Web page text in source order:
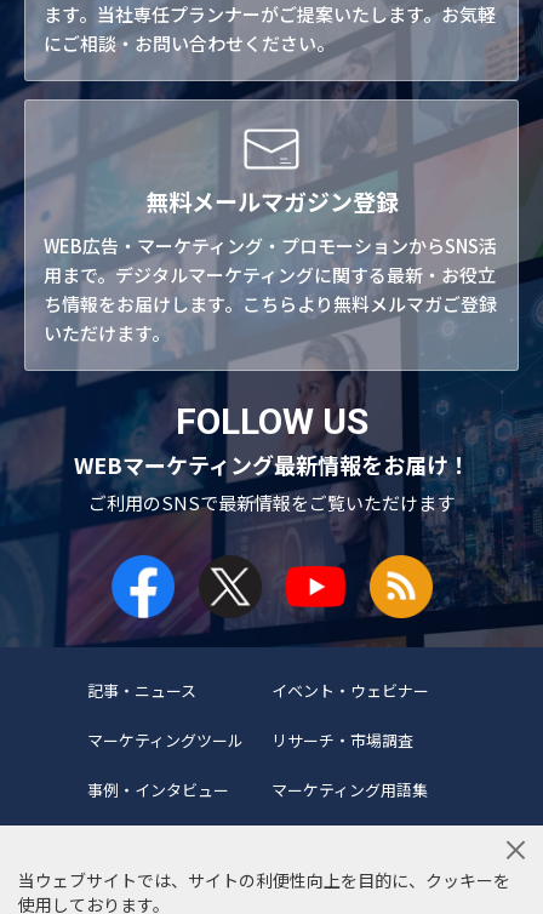
ます。当社専任プランナーがご提案いたします。お気軽
にご相談・お問い合わせください。
無料メールマガジン登録
WEB広告・マーケティング・プロモーションからSNS活
用まで。デジタルマーケティングに関する最新・お役立
ち情報をお届けします。こちらより無料メルマガご登録
いただけます。
FOLLOW US
WEBマーケティング最新情報をお届け！
ご利用のSNSで最新情報をご覧いただけます
記事・ニュース イベント・ウェビナー
マーケティングツール リサーチ・市場調査
事例・インタビュー マーケティング用語集
当ウェブサイトでは、サイトの利便性向上を目的に、クッキーを
使用しております。